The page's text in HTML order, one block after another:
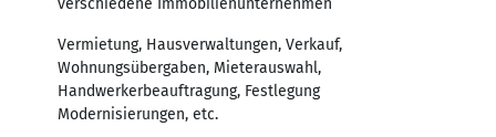
Vermietung, Hausverwaltungen, Verkauf,
Wohnungsübergaben, Mieterauswahl,
Handwerkerbeauftragung, Festlegung
Modernisierungen, etc.